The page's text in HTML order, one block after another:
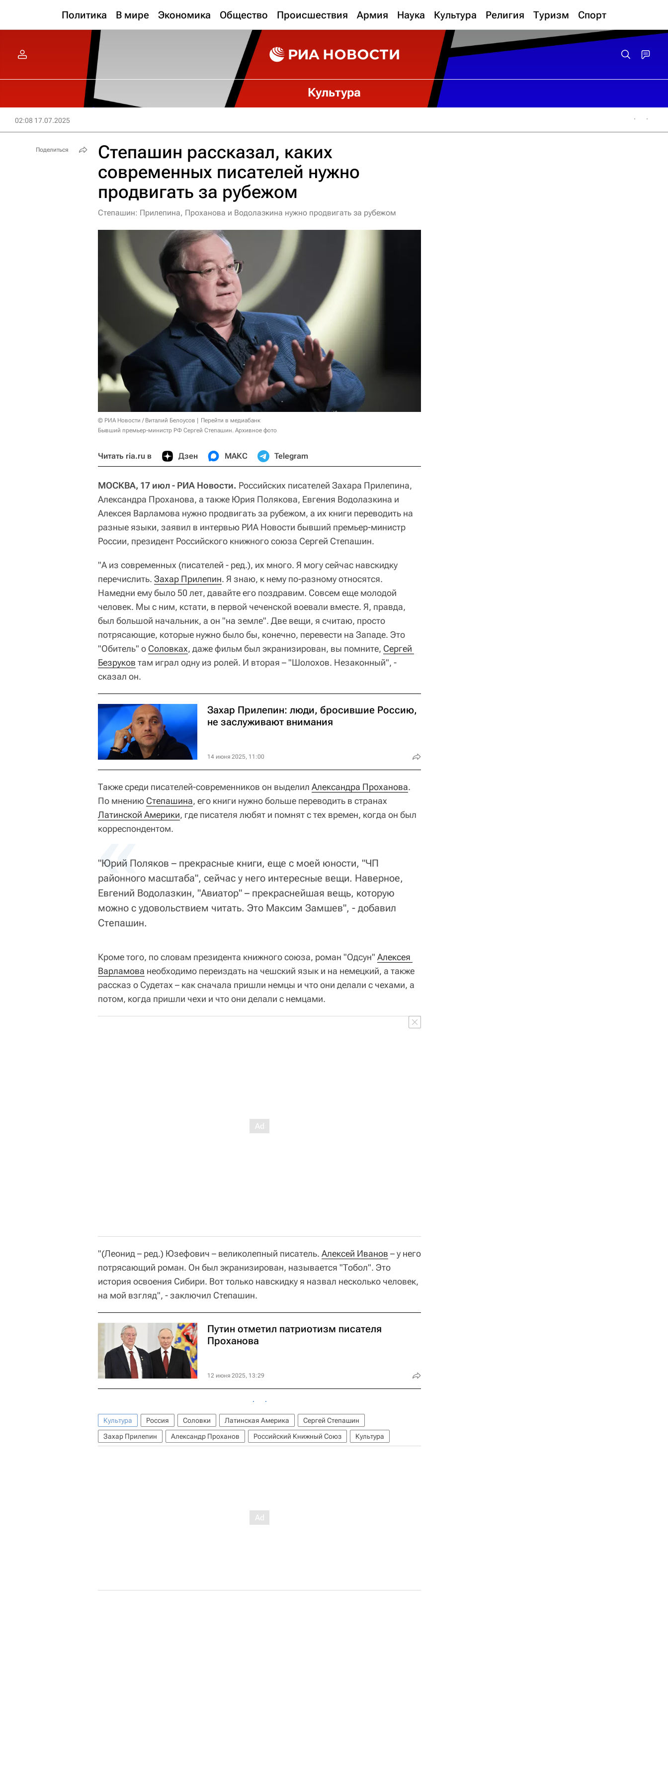
Политика В мире Экономика Общество Происшествия Армия Наука Культура Религия Туризм Спорт
Культура
02:08 17.07.2025
Степашин рассказал, каких
современных писателей нужно
продвигать за рубежом
Степашин: Прилепина, Проханова и Водолазкина нужно продвигать за рубежом
© РИА Новости / Виталий Белоусов
Перейти в медиабанк
Бывший премьер-министр РФ Сергей Степашин. Архивное фото
Читать ria.ru в Дзен МАКС Telegram
МОСКВА, 17 июл - РИА Новости. Российских писателей Захара Прилепина,
Александра Проханова, а также Юрия Полякова, Евгения Водолазкина и
Алексея Варламова нужно продвигать за рубежом, а их книги переводить на
разные языки, заявил в интервью РИА Новости бывший премьер-министр
России, президент Российского книжного союза Сергей Степашин.
"А из современных (писателей - ред.), их много. Я могу сейчас навскидку
перечислить. Захар Прилепин. Я знаю, к нему по-разному относятся.
Намедни ему было 50 лет, давайте его поздравим. Совсем еще молодой
человек. Мы с ним, кстати, в первой чеченской воевали вместе. Я, правда,
был большой начальник, а он "на земле". Две вещи, я считаю, просто
потрясающие, которые нужно было бы, конечно, перевести на Западе. Это
"Обитель" о Соловках, даже фильм был экранизирован, вы помните, Сергей
Безруков там играл одну из ролей. И вторая – "Шолохов. Незаконный", -
сказал он.
Захар Прилепин: люди, бросившие Россию,
не заслуживают внимания
14 июня 2025, 11:00
Также среди писателей-современников он выделил Александра Проханова.
По мнению Степашина, его книги нужно больше переводить в странах
Латинской Америки, где писателя любят и помнят с тех времен, когда он был
корреспондентом.
«
"Юрий Поляков – прекрасные книги, еще с моей юности, "ЧП
районного масштаба", сейчас у него интересные вещи. Наверное,
Евгений Водолазкин, "Авиатор" – прекраснейшая вещь, которую
можно с удовольствием читать. Это Максим Замшев", - добавил
Степашин.
Кроме того, по словам президента книжного союза, роман "Одсун" Алексея
Варламова необходимо переиздать на чешский язык и на немецкий, а также
рассказ о Судетах – как сначала пришли немцы и что они делали с чехами, а
потом, когда пришли чехи и что они делали с немцами.
"(Леонид – ред.) Юзефович – великолепный писатель. Алексей Иванов – у него
потрясающий роман. Он был экранизирован, называется "Тобол". Это
история освоения Сибири. Вот только навскидку я назвал несколько человек,
на мой взгляд", - заключил Степашин.
Путин отметил патриотизм писателя
Проханова
12 июня 2025, 13:29
Культура Россия Соловки Латинская Америка
Сергей Степашин
Захар Прилепин
Александр Проханов Российский Книжный Союз Культура
Поделиться